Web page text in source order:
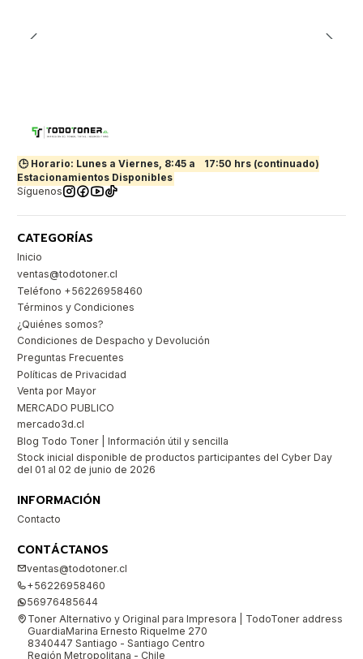
🕒 Horario: Lunes a Viernes, 8:45 a
17:50 hrs (continuado)
Estacionamientos Disponibles
Síguenos
CATEGORÍAS
Inicio
ventas@todotoner.cl
Teléfono +56226958460
Términos y Condiciones
¿Quiénes somos?
Condiciones de Despacho y Devolución
Preguntas Frecuentes
Políticas de Privacidad
Venta por Mayor
MERCADO PUBLICO
mercado3d.cl
Blog Todo Toner | Información útil y sencilla
Stock inicial disponible de productos participantes del Cyber Day
del 01 al 02 de junio de 2026
INFORMACIÓN
Contacto
CONTÁCTANOS
ventas@todotoner.cl
+56226958460
56976485644
Toner Alternativo y Original para Impresora | TodoToner address
GuardiaMarina Ernesto Riquelme 270
8340447 Santiago - Santiago Centro
Región Metropolitana - Chile